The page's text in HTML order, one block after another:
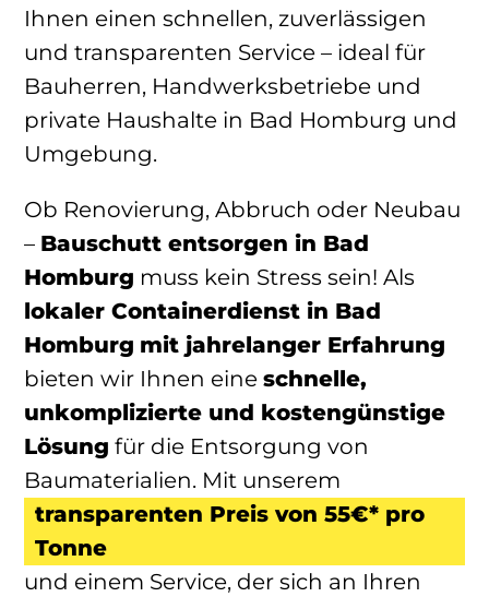
Ihnen einen schnellen, zuverlässigen
und transparenten Service – ideal für
Bauherren, Handwerksbetriebe und
private Haushalte in Bad Homburg und
Umgebung.
Ob Renovierung, Abbruch oder Neubau
– Bauschutt entsorgen in Bad
Homburg muss kein Stress sein! Als
lokaler Containerdienst in Bad
Homburg mit jahrelanger Erfahrung
bieten wir Ihnen eine schnelle,
unkomplizierte und kostengünstige
Lösung für die Entsorgung von
Baumaterialien. Mit unserem
transparenten Preis von 55€* pro
Tonne
und einem Service, der sich an Ihren